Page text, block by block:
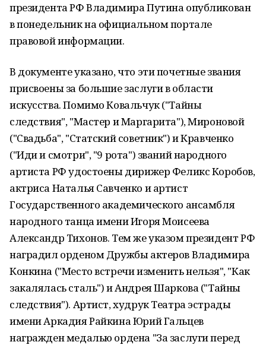
президента РФ Владимира Путина опубликован
в понедельник на официальном портале
правовой информации.
В документе указано, что эти почетные звания
присвоены за большие заслуги в области
искусства. Помимо Ковальчук ("Тайны
следствия", "Мастер и Маргарита"), Мироновой
("Свадьба", "Статский советник") и Кравченко
("Иди и смотри", "9 рота") званий народного
артиста РФ удостоены дирижер Феликс Коробов,
актриса Наталья Савченко и артист
Государственного академического ансамбля
народного танца имени Игоря Моисеева
Александр Тихонов. Тем же указом президент РФ
наградил орденом Дружбы актеров Владимира
Конкина ("Место встречи изменить нельзя", "Как
закалялась сталь") и Андрея Шаркова ("Тайны
следствия"). Артист, худрук Театра эстрады
имени Аркадия Райкина Юрий Гальцев
награжден медалью ордена "За заслуги перед